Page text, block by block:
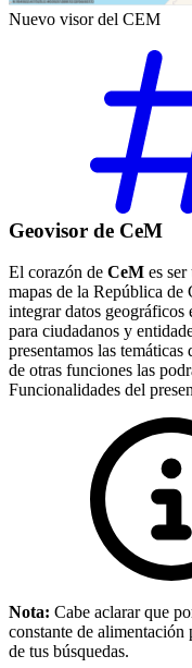
Nuevo visor del CEM
Geovisor de CeM
El corazón de CeM es
mapas de la República
integrar datos geográficos
para ciudadanos y
presentamos las
de otras funciones las
Funcionalidades del
Nota: Cabe aclarar que
constante de alimentación
de tus búsquedas.